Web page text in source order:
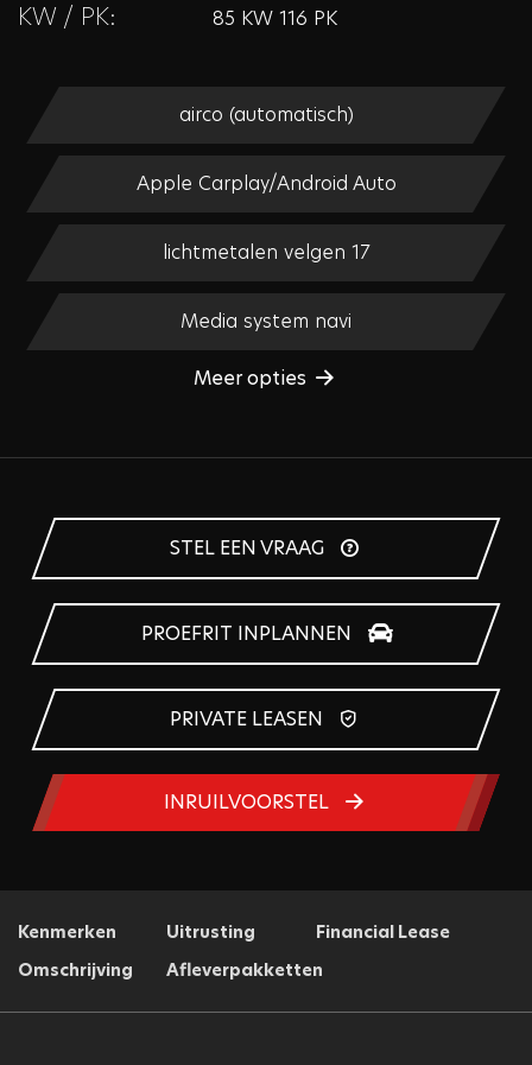
KW / PK: 85 KW 116 PK
airco (automatisch)
Apple Carplay/Android Auto
lichtmetalen velgen 17
Media system navi
Meer opties
STEL EEN VRAAG
PROEFRIT INPLANNEN
PRIVATE LEASEN
INRUILVOORSTEL
Kenmerken Uitrusting
Financial Lease
Omschrijving
Afleverpakketten